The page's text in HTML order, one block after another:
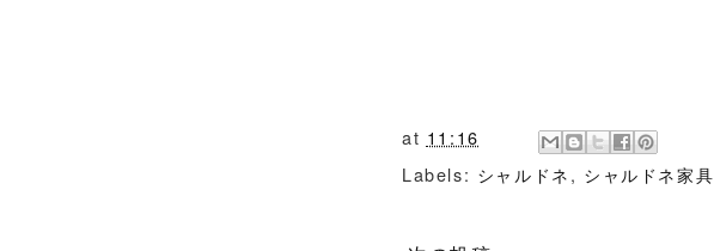
at 11:16
Labels: シャルドネ, シャルドネ家具